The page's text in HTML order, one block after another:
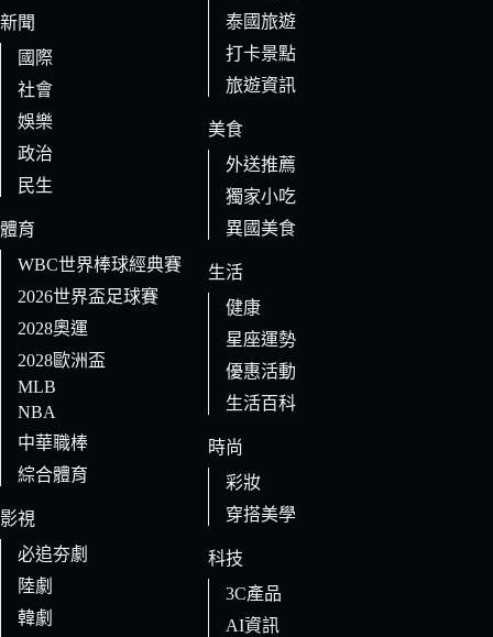
新聞
國際
社會
娛樂
政治
民生
體育
WBC世界棒球經典賽
2026世界盃足球賽
2028奧運
2028歐洲盃
MLB
NBA
中華職棒
綜合體育
影視
必追夯劇
陸劇
韓劇
泰國旅遊
打卡景點
旅遊資訊
美食
外送推薦
獨家小吃
異國美食
生活
健康
星座運勢
優惠活動
生活百科
時尚
彩妝
穿搭美學
科技
3C產品
AI資訊